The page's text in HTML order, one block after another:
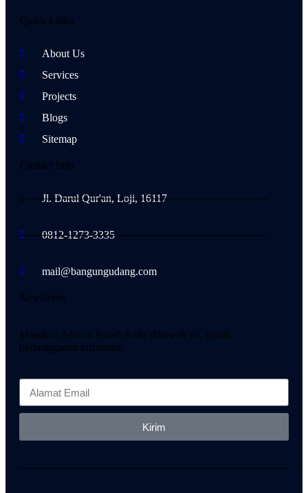
Quick Links
About Us
Services
Projects
Blogs
Sitemap
Contact Info
Jl. Darul Qur'an, Loji, 16117
0812-1273-3335
mail@bangungudang.com
Newsletter
Masukan Alamat Email Anda dibawah ini, untuk
berlangganan informasi.
Kirim